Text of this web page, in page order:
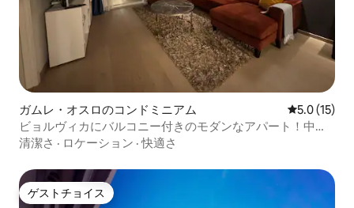
ガムレ・オスロのコンドミニアム レビュー15
5.0 (15)
ビョルヴィカにバルコニー付きのモダンなアパート！中心
部
清潔さ · ロケーション ·快適さ
ゲストチョイス
ゲストチョイス